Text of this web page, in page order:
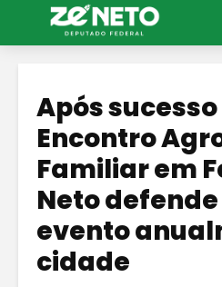
Após
Encontro
Familiar em
Neto
evento
cidade